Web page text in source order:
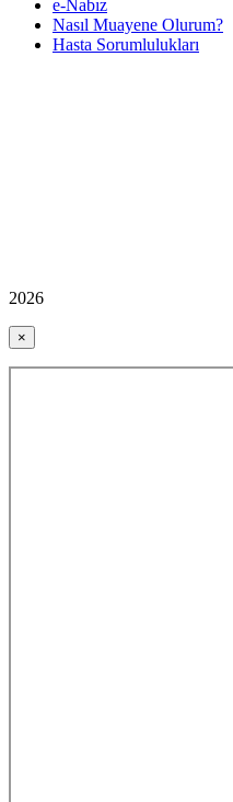
e-Nabız
Nasıl Muayene Olurum?
Hasta Sorumlulukları
2026
×